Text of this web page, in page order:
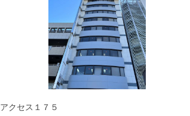
アクセス１７５